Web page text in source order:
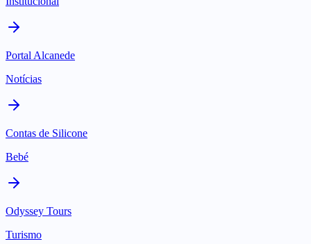
Portal Alcanede
Notícias
Contas de Silicone
Bebé
Odyssey Tours
Turismo